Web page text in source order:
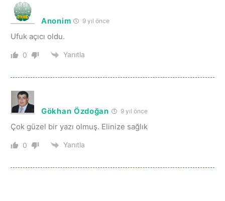
Anonim 9 yıl önce
Ufuk açıcı oldu.
0 Yanıtla
Gökhan Özdoğan 9 yıl önce
Çok güzel bir yazı olmuş. Elinize sağlık
0 Yanıtla